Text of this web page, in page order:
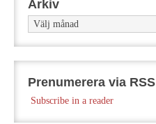
Arkiv
Arkiv
Prenumerera via RSS
Subscribe in a reader